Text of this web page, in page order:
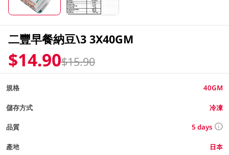
二豐早餐納豆\3 3X40GM
$14.90$15.90
規格 40GM
儲存方式 冷凍
品質 5 days
產地 日本